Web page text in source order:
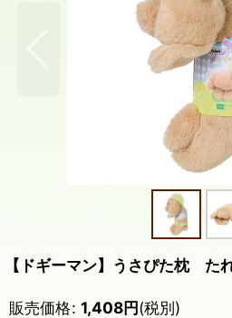
【ドギーマン】うさぴた枕 た
販売価格: 1,408円(税別)